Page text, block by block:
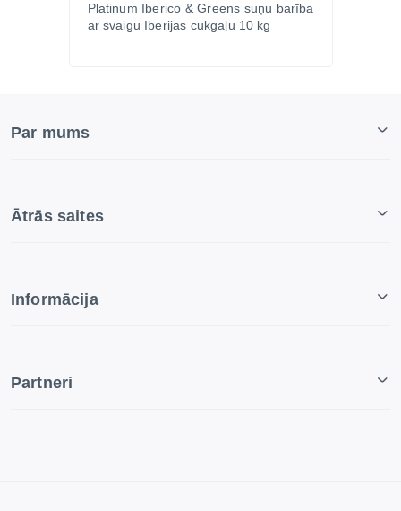
Platinum Iberico & Greens suņu barība
ar svaigu Ibērijas cūkgaļu 10 kg
Par mums
Ātrās saites
Informācija
Partneri